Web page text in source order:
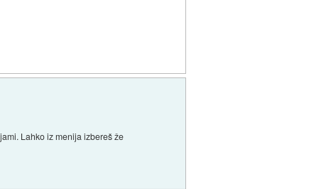
Lahko iz menija izbereš že